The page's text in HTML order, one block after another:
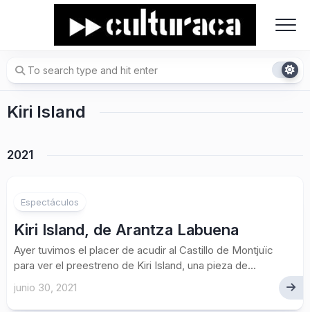
Kiri Island
2021
Espectáculos
Kiri Island, de Arantza Labuena
Ayer tuvimos el placer de acudir al Castillo de Montjuïc
para ver el preestreno de Kiri Island, una pieza de...
junio 30, 2021